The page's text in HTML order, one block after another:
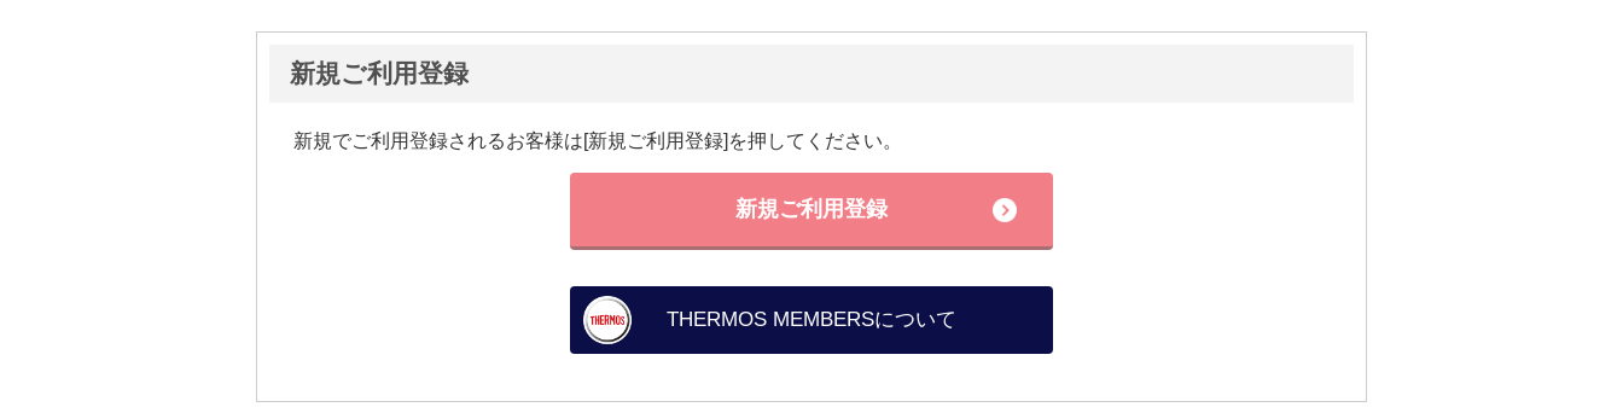
新規ご利用登録
新規でご利用登録されるお客様は[新規ご利用登録]を押してください。
新規ご利用登録
THERMOS MEMBERSについて